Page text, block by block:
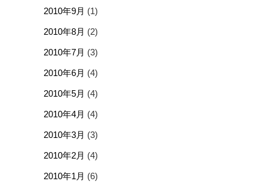
2010年9月 (1)
2010年8月 (2)
2010年7月 (3)
2010年6月 (4)
2010年5月 (4)
2010年4月 (4)
2010年3月 (3)
2010年2月 (4)
2010年1月 (6)